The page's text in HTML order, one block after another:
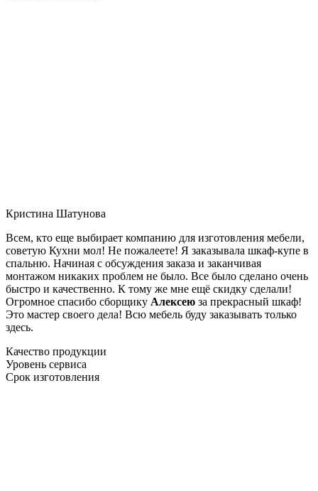
Кристина Шатунова
Всем, кто еще выбирает компанию для изготовления мебели,
советую Кухни мол! Не пожалеете! Я заказывала шкаф-купе в
спальню. Начиная с обсуждения заказа и заканчивая
монтажом никаких проблем не было. Все было сделано очень
быстро и качественно. К тому же мне ещё скидку сделали!
Огромное спасибо сборщику Алексею за прекрасный шкаф!
Это мастер своего дела! Всю мебель буду заказывать только
здесь.
Качество продукции
Уровень сервиса
Срок изготовления